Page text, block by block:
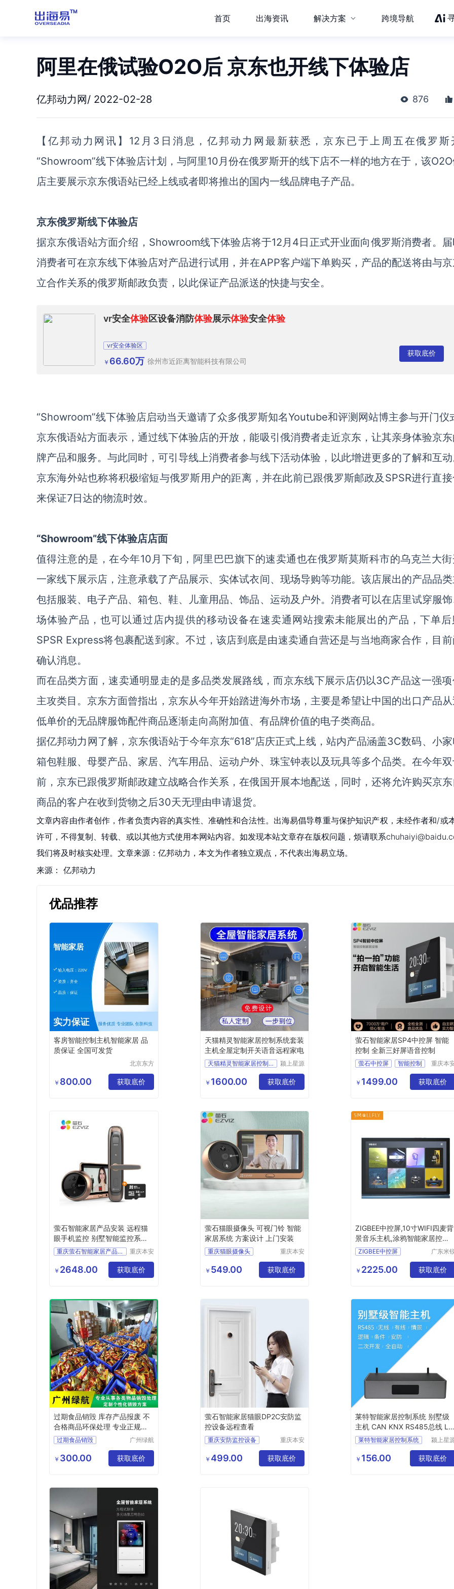
首页 出海资讯 解决方案 跨境导航
阿里在俄试验O2O后 京东也开线下体验店
亿邦动力网/ 2022-02-28 876
【亿邦动力网讯】12月3日消息，亿邦动力网最新获悉，京东已于上周五在俄罗斯
“Showroom”线下体验店计划，与阿里10月份在俄罗斯开的线下店不一样的地方在于，该
店主要展示京东俄语站已经上线或者即将推出的国内一线品牌电子产品。
京东俄罗斯线下体验店
据京东俄语站方面介绍，Showroom线下体验店将于12月4日正式开业面向俄罗斯消费者。届
消费者可在京东线下体验店对产品进行试用，并在APP客户端下单购买，产品的配送将由与
立合作关系的俄罗斯邮政负责，以此保证产品派送的快捷与安全。
vr安全体验区设备消防体验展示体验安全体验
vr安全体验区
￥ 66.60万 徐州市近距离智能科技有限公司
获取底价
“Showroom”线下体验店启动当天邀请了众多俄罗斯知名Youtube和评测网站博主参与开门仪
京东俄语站方面表示，通过线下体验店的开放，能吸引俄消费者走近京东，让其亲身体验京
牌产品和服务。与此同时，可引导线上消费者参与线下活动体验，以此增进更多的了解和互
京东海外站也称将积极缩短与俄罗斯用户的距离，并在此前已跟俄罗斯邮政及SPSR进行直
来保证7日达的物流时效。
“Showroom”线下体验店店面
值得注意的是，在今年10月下旬，阿里巴巴旗下的速卖通也在俄罗斯莫斯科市的乌克兰大街
一家线下展示店，注意承载了产品展示、实体试衣间、现场导购等功能。该店展出的产品品
包括服装、电子产品、箱包、鞋、儿童用品、饰品、运动及户外。消费者可以在店里试穿服
场体验产品，也可以通过店内提供的移动设备在速卖通网站搜索未能展出的产品，下单后
SPSR Express将包裹配送到家。不过，该店到底是由速卖通自营还是与当地商家合作，目
确认消息。
而在品类方面，速卖通明显走的是多品类发展路线，而京东线下展示店仍以3C产品这一强
主攻类目。京东方面曾指出，京东从今年开始踏进海外市场，主要是希望让中国的出口产品
低单价的无品牌服饰配件商品逐渐走向高附加值、有品牌价值的电子类商品。
据亿邦动力网了解，京东俄语站于今年京东“618”店庆正式上线，站内产品涵盖3C数码、小家
箱包鞋服、母婴产品、家居、汽车用品、运动户外、珠宝钟表以及玩具等多个品类。在今年
前，京东已跟俄罗斯邮政建立战略合作关系，在俄国开展本地配送，同时，还将允许购买京
商品的客户在收到货物之后30天无理由申请退货。
文章内容由作者创作，作者负责内容的真实性、准确性和合法性。出海易倡导尊重与保护知识产权，未经作者和/或
许可，不得复制、转载、或以其他方式使用本网站内容。如发现本站文章存在版权问题，烦请联系
我们将及时核实处理。文章来源：亿邦动力，本文为作者独立观点，不代表出海易立场。
来源： 亿邦动力
优品推荐
客房智能控制主机智能家居 品
质保证 全国可发货
北京东方
术开发有
限公司
￥ 800.00 获取底价
天猫精灵智能家居控制系统套装
主机全屋定制开关语音远程家电
天猫精灵智能家居控制系统
颍上星源
有限公司
￥ 1600.00 获取底价
萤石智能家居SP4中控屏 智能
控制 全新三好屏语音控制
萤石中控屏
智能控制
智能家居设备
重庆本
有限公司
￥ 1499.00 获取底价
萤石智能家居产品安装 远程猫
眼手机监控 别墅智能监控系统
方案
重庆萤石智能家居产品安装
别墅智能监控系统方案
重庆本安
有限公司
￥ 2648.00 获取底价
萤石猫眼摄像头 可视门铃 智能
家居系统 方案设计 上门安装
重庆猫眼摄像头
智能家居系统
上门安装
重庆本安
有限公司
￥ 549.00 获取底价
ZIGBEE中控屏,10寸WIFI四麦背
景音乐主机,涂鸦智能家居控制
系统
ZIGBEE中控屏
智能家居控制系统主机
广东米
有限公司
￥ 2225.00 获取底价
过期食品销毁 库存产品报废 不
合格商品环保处理 专业正规资
质证书
过期食品销毁
广州绿航
有限公司
￥ 300.00 获取底价
萤石智能家居猫眼DP2C安防监
控设备远程查看
重庆安防监控设备
远程猫眼安装厂家
重庆本安
有限公司
￥ 499.00 获取底价
莱特智能家居控制系统 别墅级
主机 CAN KNX RS485总线 LO
RA方案
莱特智能家居控制系统
颍上星
有限公司
￥ 156.00 获取底价